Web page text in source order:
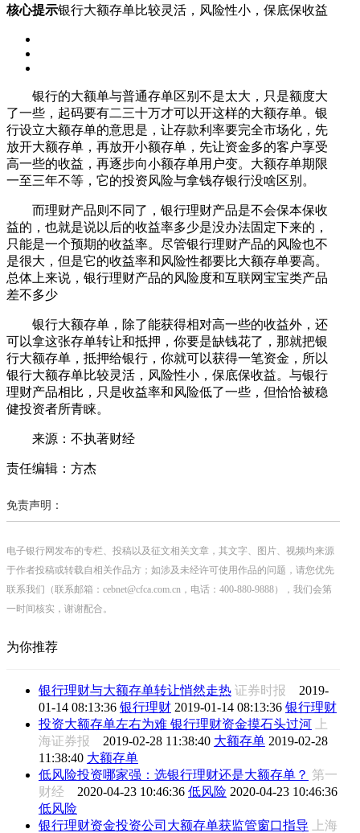
核心提示银行大额存单比较灵活，风险性小，保底保收益
银行的大额单与普通存单区别不是太大，只是额度大
了一些，起码要有二三十万才可以开这样的大额存单。银
行设立大额存单的意思是，让存款利率要完全市场化，先
放开大额存单，再放开小额存单，先让资金多的客户享受
高一些的收益，再逐步向小额存单用户变。大额存单期限
一至三年不等，它的投资风险与拿钱存银行没啥区别。
而理财产品则不同了，银行理财产品是不会保本保收
益的，也就是说以后的收益率多少是没办法固定下来的，
只能是一个预期的收益率。尽管银行理财产品的风险也不
是很大，但是它的收益率和风险性都要比大额存单要高。
总体上来说，银行理财产品的风险度和互联网宝宝类产品
差不多少
银行大额存单，除了能获得相对高一些的收益外，还
可以拿这张存单转让和抵押，你要是缺钱花了，那就把银
行大额存单，抵押给银行，你就可以获得一笔资金，所以
银行大额存单比较灵活，风险性小，保底保收益。与银行
理财产品相比，只是收益率和风险低了一些，但恰恰被稳
健投资者所青睐。
来源：不执著财经
责任编辑：方杰
免责声明：
电子银行网发布的专栏、投稿以及征文相关文章，其文字、图片、视频均来源
于作者投稿或转载自相关作品方；如涉及未经许可使用作品的问题，请您优先
联系我们（联系邮箱：cebnet@cfca.com.cn，电话：400-880-9888），我们会第
一时间核实，谢谢配合。
为你推荐
银行理财与大额存单转让悄然走热 证券时报 2019-
01-14 08:13:36 银行理财 2019-01-14 08:13:36 银行理财
投资大额存单左右为难 银行理财资金摸石头过河
上
海证券报 2019-02-28 11:38:40 大额存单 2019-02-28
11:38:40 大额存单
低风险投资哪家强：选银行理财还是大额存单？ 第一
财经 2020-04-23 10:46:36 低风险 2020-04-23 10:46:36
低风险
银行理财资金投资公司大额存单获监管窗口指导
上海